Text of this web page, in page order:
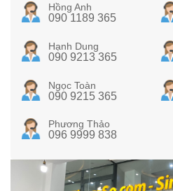
Hồng Anh
090 1189 365
Hạnh Dung
090 9213 365
Ngọc Toàn
090 9215 365
Phương Thảo
096 9999 838